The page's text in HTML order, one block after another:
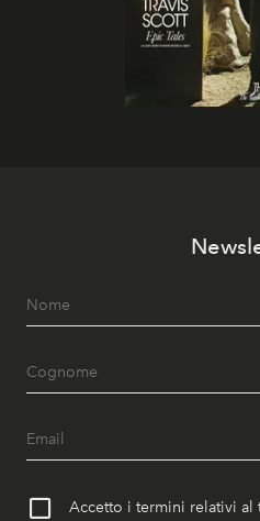
Accetto i termini relativi al